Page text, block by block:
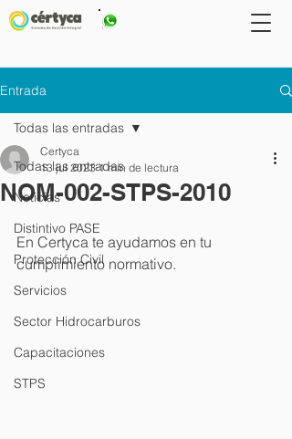
Entrada
Todas las entradas
Noticias
Distintivo PASE
Protección Civil
Servicios
Sector Hidrocarburos
Capacitaciones
STPS
Todas las entradas
NOM-002-STPS-2010
Certyca
13 jul 2023 1 min de lectura
En Certyca te ayudamos en tu
cumplimiento normativo.